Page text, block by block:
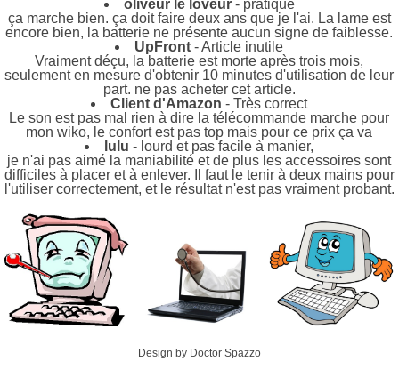
oliveur le loveur- pratique
ça marche bien. ça doit faire deux ans que je l'ai. La lame est
encore bien, la batterie ne présente aucun signe de faiblesse.
UpFront - Article inutile
Vraiment déçu, la batterie est morte après trois mois,
seulement en mesure d'obtenir 10 minutes d'utilisation de leur
part. ne pas acheter cet article.
Client d'Amazon - Très correct
Le son est pas mal rien à dire la télécommande marche pour
mon wiko, le confort est pas top mais pour ce prix ça va
lulu - lourd et pas facile à manier,
je n'ai pas aimé la maniabilité et de plus les accessoires sont
difficiles à placer et à enlever. Il faut le tenir à deux mains pour
l'utiliser correctement, et le résultat n'est pas vraiment probant.
Design by Doctor Spazzo